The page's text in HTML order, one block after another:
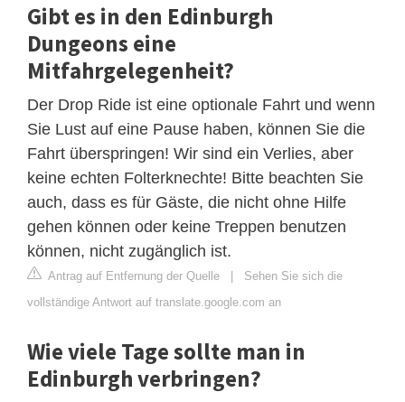
Gibt es in den Edinburgh
Dungeons eine
Mitfahrgelegenheit?
Der Drop Ride ist eine optionale Fahrt und wenn
Sie Lust auf eine Pause haben, können Sie die
Fahrt überspringen! Wir sind ein Verlies, aber
keine echten Folterknechte! Bitte beachten Sie
auch, dass es für Gäste, die nicht ohne Hilfe
gehen können oder keine Treppen benutzen
können, nicht zugänglich ist.
Antrag auf Entfernung der Quelle | Sehen Sie sich die
vollständige Antwort auf translate.google.com an
Wie viele Tage sollte man in
Edinburgh verbringen?